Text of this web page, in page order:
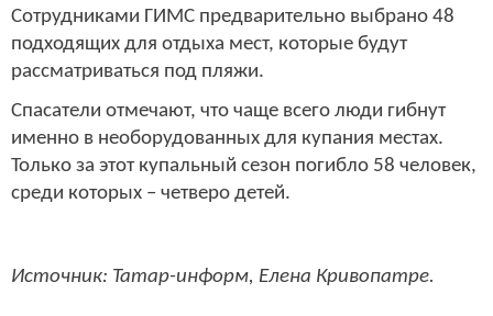
Сотрудниками ГИМС предварительно выбрано 48
подходящих для отдыха мест, которые будут
рассматриваться под пляжи.
Спасатели отмечают, что чаще всего люди гибнут
именно в необорудованных для купания местах.
Только за этот купальный сезон погибло 58 человек,
среди которых – четверо детей.
Источник: Татар-информ, Елена Кривопатре.